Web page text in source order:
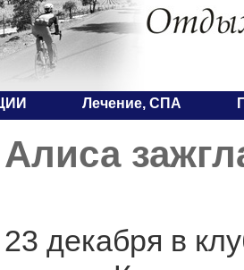
Лечение, СПА
Алиса
23 декабря в